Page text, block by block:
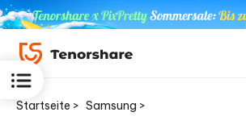
Startseite > Samsung >